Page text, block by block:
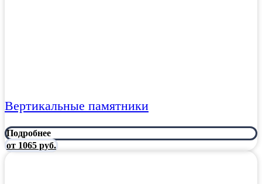
Вертикальные памятники
Подробнее
от 1065 руб.